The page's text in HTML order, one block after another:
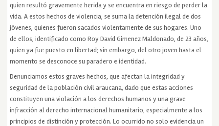
quien resultó gravemente herida y se encuentra en riesgo de perder la
vida. A estos hechos de violencia, se suma la detención ilegal de dos
jóvenes, quienes fueron sacados violentamente de sus hogares. Uno
de ellos, identificado como Roy David Gimenez Maldonado, de 23 años,
quien ya fue puesto en libertad; sin embargo, del otro joven hasta el
momento se desconoce su paradero e identidad.
Denunciamos estos graves hechos, que afectan la integridad y
seguridad de la población civil araucana, dado que estas acciones
constituyen una violación a los derechos humanos y una grave
infracción al derecho internacional humanitario, especialmente a los
principios de distinción y protección. Lo ocurrido no solo evidencia un